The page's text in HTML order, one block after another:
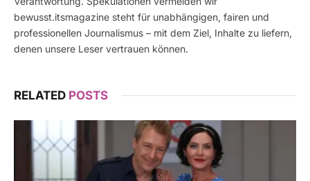
bewusst.itsmagazine steht für unabhängigen, fairen und
professionellen Journalismus – mit dem Ziel, Inhalte zu liefern,
denen unsere Leser vertrauen können.
RELATED POSTS